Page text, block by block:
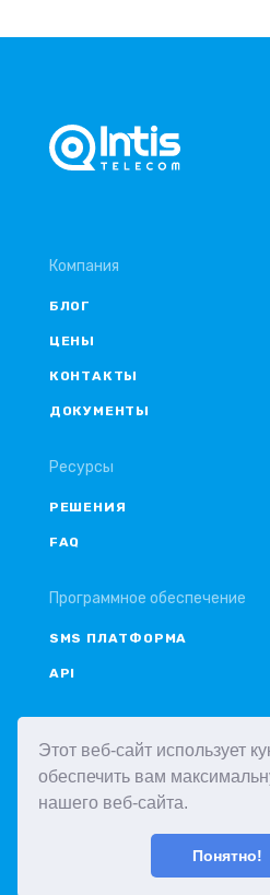
Этот веб-сайт использует
обеспечить вам
нашего веб-сайта.
Понятно!
Компания
БЛОГ
ЦЕНЫ
КОНТАКТЫ
ДОКУМЕНТЫ
Ресурсы
РЕШЕНИЯ
FAQ
Программное обеспечение
SMS ПЛАТФОРМА
API
ВОЙТИ
РЕГИСТРАЦИЯ